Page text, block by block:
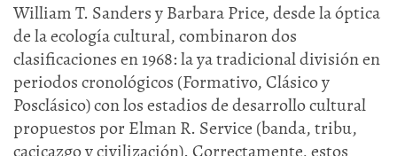
William T. Sanders y Barbara Price, desde la óptica
de la ecología cultural, combinaron dos
clasificaciones en 1968: la ya tradicional división en
periodos cronológicos (Formativo, Clásico y
Posclásico) con los estadios de desarrollo cultural
propuestos por Elman R. Service (banda, tribu,
cacicazgo y civilización). Correctamente, estos